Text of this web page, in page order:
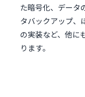
た暗号化、データ
タバックアップ、
の実装など、他に
ります。